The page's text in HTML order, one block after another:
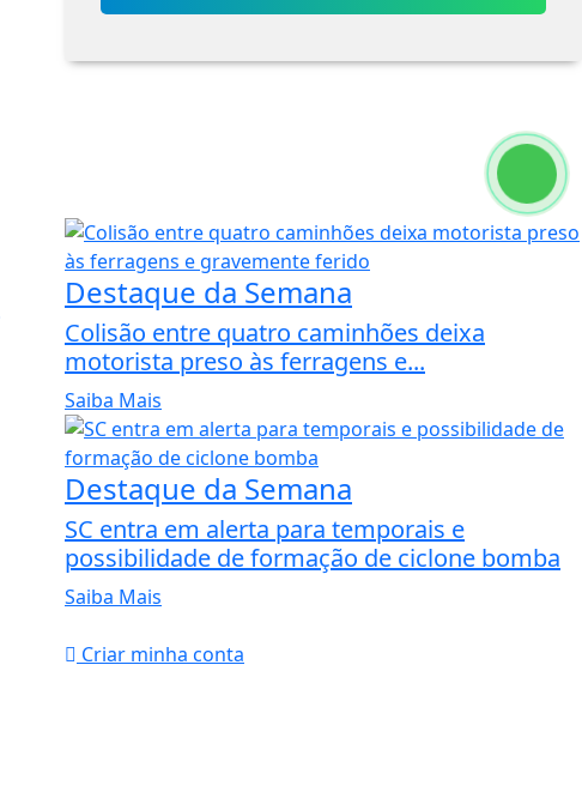
Destaque da Semana
Colisão entre quatro caminhões deixa
motorista preso às ferragens e...
Saiba Mais
Destaque da Semana
SC entra em alerta para temporais e
possibilidade de formação de ciclone bomba
Saiba Mais
Criar minha conta